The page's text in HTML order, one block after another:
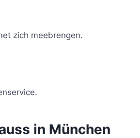
zich meebrengen.
in München